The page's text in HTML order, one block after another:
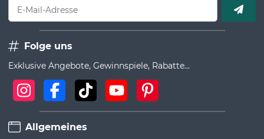
E-Mail-Adresse
Folge uns
Exklusive Angebote, Gewinnspiele, Rabatte...
Allgemeines